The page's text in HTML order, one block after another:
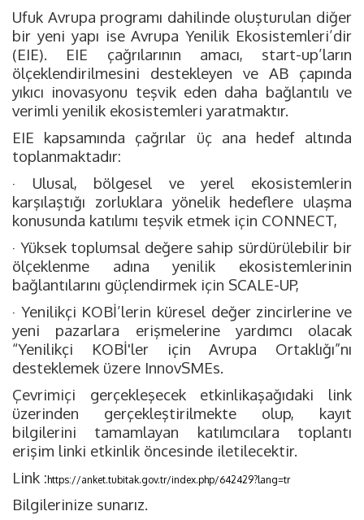
Ufuk Avrupa programı dahilinde oluşturulan diğer
bir yeni yapı ise Avrupa Yenilik Ekosistemleri’dir
(EIE). EIE çağrılarının amacı, start-up’ların
ölçeklendirilmesini destekleyen ve AB çapında
yıkıcı inovasyonu teşvik eden daha bağlantılı ve
verimli yenilik ekosistemleri yaratmaktır.
EIE kapsamında çağrılar üç ana hedef altında
toplanmaktadır:
· Ulusal, bölgesel ve yerel ekosistemlerin
karşılaştığı zorluklara yönelik hedeflere ulaşma
konusunda katılımı teşvik etmek için CONNECT,
· Yüksek toplumsal değere sahip sürdürülebilir bir
ölçeklenme adına yenilik ekosistemlerinin
bağlantılarını güçlendirmek için SCALE-UP,
· Yenilikçi KOBİ’lerin küresel değer zincirlerine ve
yeni pazarlara erişmelerine yardımcı olacak
“Yenilikçi KOBİ'ler için Avrupa Ortaklığı”nı
desteklemek üzere InnovSMEs.
Çevrimiçi gerçekleşecek etkinlikaşağıdaki link
üzerinden gerçekleştirilmekte olup, kayıt
bilgilerini tamamlayan katılımcılara toplantı
erişim linki etkinlik öncesinde iletilecektir.
Link : https://anket.tubitak.gov.tr/index.php/642429?lang=tr
Bilgilerinize sunarız.